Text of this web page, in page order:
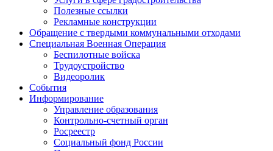
Полезные ссылки
Рекламные конструкции
Обращение с твердыми коммунальными отходами
Специальная Военная Операция
Беспилотные войска
Трудоустройство
Видеоролик
События
Информирование
Управление образования
Контрольно-счетный орган
Росреестр
Социальный фонд России